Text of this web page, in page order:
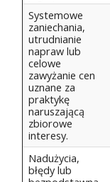
Systemowe
zaniechania,
utrudnianie
napraw lub
celowe
zawyżanie cen
uznane za
praktykę
naruszającą
zbiorowe
interesy.
Nadużycia,
błędy lub